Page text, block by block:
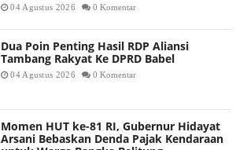
04 Agustus 2026 0 Komentar
Dua Poin Penting Hasil RDP Aliansi
Tambang Rakyat Ke DPRD Babel
04 Agustus 2026 0 Komentar
Momen HUT ke-81 RI, Gubernur Hidayat
Arsani Bebaskan Denda Pajak Kendaraan